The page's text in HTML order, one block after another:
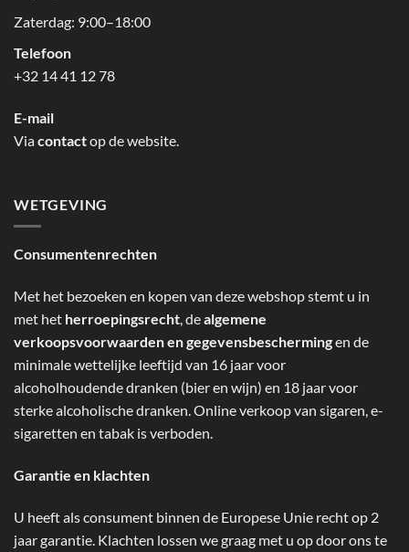
Zaterdag: 9:00–18:00
Telefoon
+32 14 41 12 78
E-mail
Viacontactop de website.
WETGEVING
Consumentenrechten
Met het bezoeken en kopen van deze webshop stemt u in
met het herroepingsrecht, dealgemene
verkoopsvoorwaarden en gegevensbeschermingen de
minimale wettelijke leeftijd van 16 jaar voor
alcoholhoudende dranken (bier en wijn) en 18 jaar voor
sterke alcoholische dranken. Online verkoop van sigaren, e-
sigaretten en tabak is verboden.
Garantie en klachten
U heeft als consument binnen de Europese Unie recht op 2
jaar garantie. Klachten lossen we graag met u op door ons te